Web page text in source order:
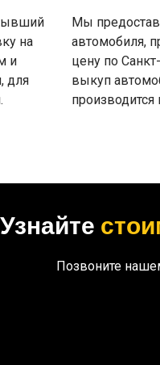
на
и
для
Мы
автомобиля,
цену по
выкуп
производится
Узнайте
Позвоните